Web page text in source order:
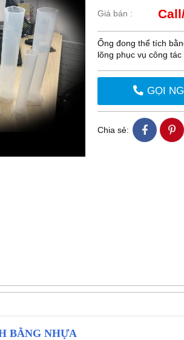
Giá bán :
Ống đong thể tích
lõng phục vụ công
GỌI
Chia sẻ:
BẰNG NHỰA